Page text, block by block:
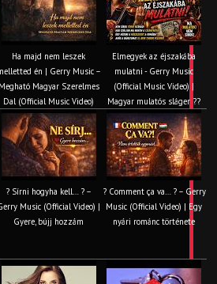
Ha majd nem leszek
én | Gerry Music –
Megható Magyar Szerelmes
Dal (Official Music Video)
Elmegyek az éjszakába
mulatni - Gerry Music
(Official Music Video) |
Magyar mulatós sláger ??
? Sírni hogyha kell… ? –
Music (Official Video) |
Gyere, bújj hozzám
? Comment ça va… ? – Gerry
Music (Official Video) | Egy
nyári románc története